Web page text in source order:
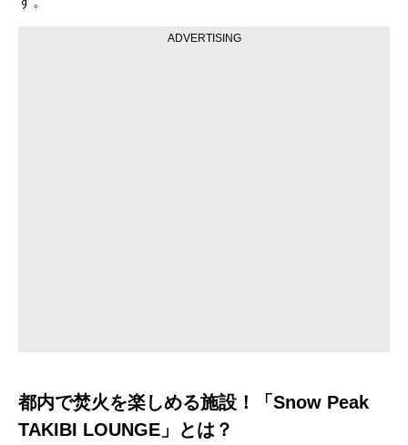
ADVERTISING
都内で焚火を楽しめる施設！「Snow Peak
TAKIBI LOUNGE」とは？